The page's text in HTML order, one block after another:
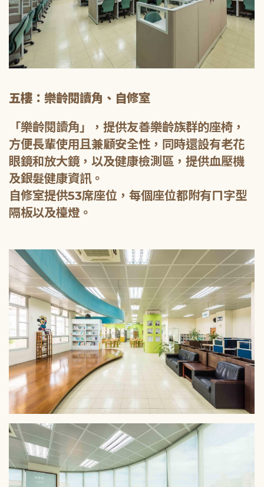
五樓：樂齡閱讀角、自修室
「樂齡閱讀角」，提供友善樂齡族群的座椅，
方便長輩使用且兼顧安全性，同時還設有老花
眼鏡和放大鏡，以及健康檢測區，提供血壓機
及銀髮健康資訊。
自修室提供53席座位，每個座位都附有ㄇ字型